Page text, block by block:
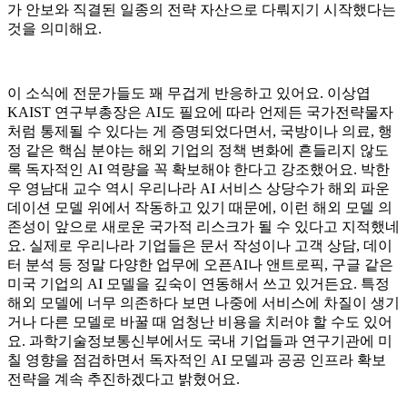
가 안보와 직결된 일종의 전략 자산으로 다뤄지기 시작했다는
것을 의미해요.
이 소식에 전문가들도 꽤 무겁게 반응하고 있어요. 이상엽
KAIST 연구부총장은 AI도 필요에 따라 언제든 국가전략물자
처럼 통제될 수 있다는 게 증명되었다면서, 국방이나 의료, 행
정 같은 핵심 분야는 해외 기업의 정책 변화에 흔들리지 않도
록 독자적인 AI 역량을 꼭 확보해야 한다고 강조했어요. 박한
우 영남대 교수 역시 우리나라 AI 서비스 상당수가 해외 파운
데이션 모델 위에서 작동하고 있기 때문에, 이런 해외 모델 의
존성이 앞으로 새로운 국가적 리스크가 될 수 있다고 지적했네
요. 실제로 우리나라 기업들은 문서 작성이나 고객 상담, 데이
터 분석 등 정말 다양한 업무에 오픈AI나 앤트로픽, 구글 같은
미국 기업의 AI 모델을 깊숙이 연동해서 쓰고 있거든요. 특정
해외 모델에 너무 의존하다 보면 나중에 서비스에 차질이 생기
거나 다른 모델로 바꿀 때 엄청난 비용을 치러야 할 수도 있어
요. 과학기술정보통신부에서도 국내 기업들과 연구기관에 미
칠 영향을 점검하면서 독자적인 AI 모델과 공공 인프라 확보
전략을 계속 추진하겠다고 밝혔어요.